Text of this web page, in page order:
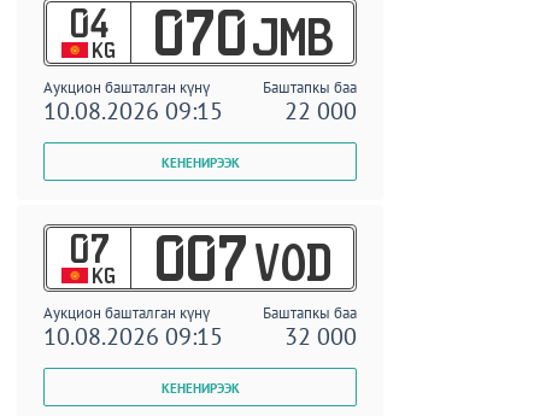
04
KG 070 JMB
Аукцион башталган күнү Баштапкы баа
10.08.2026 09:15 22 000
07
KG 007 VOD
Аукцион башталган күнү Баштапкы баа
10.08.2026 09:15 32 000